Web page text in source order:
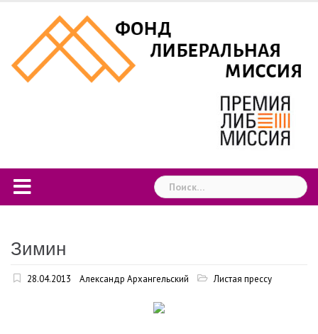
content
Найти:
Зимин
28.04.2013 Александр Архангельский Листая прессу